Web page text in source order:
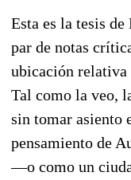
Esta es la tesis
par de notas
ubicación relativa
Tal como la veo,
sin tomar asiento
pensamiento de
—o como un